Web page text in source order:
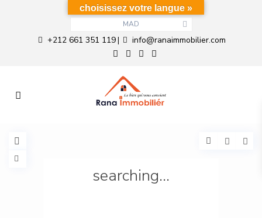
MAD
+212 661 351 119| info@ranaimmobilier.com
searching...
choisissez votre langue »